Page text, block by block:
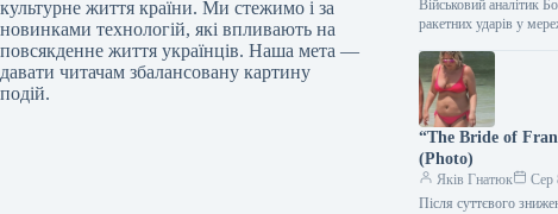
культурне життя країни. Ми стежимо і за
новинками технологій, які впливають на
повсякденне життя українців. Наша мета —
давати читачам збалансовану картину
подій.
Військовий аналітик
ракетних ударів у
“The Bride of
(Photo)
Яків Гнатюк
Сер
Після суттєвого